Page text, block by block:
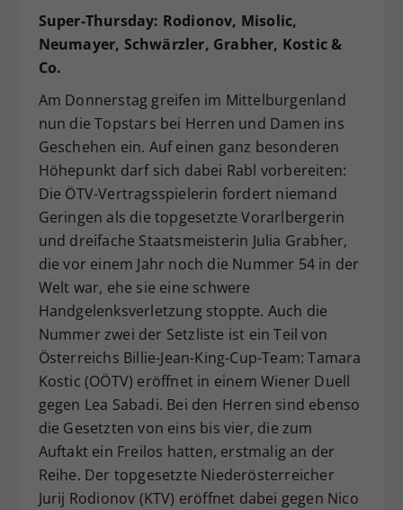
Super-Thursday: Rodionov, Misolic,
Neumayer, Schwärzler, Grabher, Kostic &
Co.
Am Donnerstag greifen im Mittelburgenland
nun die Topstars bei Herren und Damen ins
Geschehen ein. Auf einen ganz besonderen
Höhepunkt darf sich dabei Rabl vorbereiten:
Die ÖTV-Vertragsspielerin fordert niemand
Geringen als die topgesetzte Vorarlbergerin
und dreifache Staatsmeisterin Julia Grabher,
die vor einem Jahr noch die Nummer 54 in der
Welt war, ehe sie eine schwere
Handgelenksverletzung stoppte. Auch die
Nummer zwei der Setzliste ist ein Teil von
Österreichs Billie-Jean-King-Cup-Team: Tamara
Kostic (OÖTV) eröffnet in einem Wiener Duell
gegen Lea Sabadi. Bei den Herren sind ebenso
die Gesetzten von eins bis vier, die zum
Auftakt ein Freilos hatten, erstmalig an der
Reihe. Der topgesetzte Niederösterreicher
Jurij Rodionov (KTV) eröffnet dabei gegen Nico